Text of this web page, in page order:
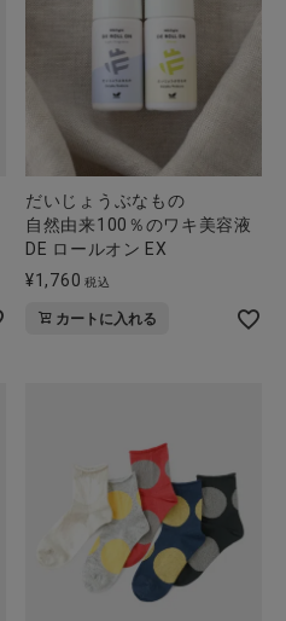
だいじょうぶなもの
自然由来100％のワキ美容液
DE ロールオン EX
¥1,760 税込
カートに入れる